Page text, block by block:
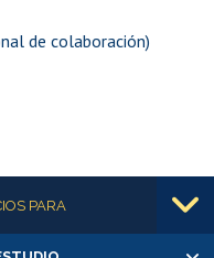
de colaboración)
PARA